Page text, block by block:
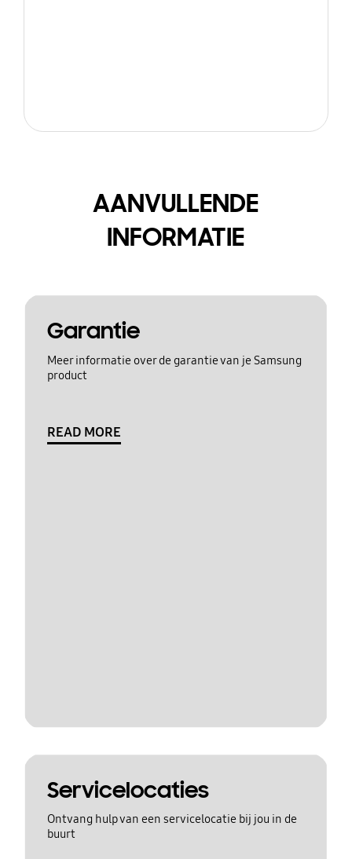
AANVULLENDE
INFORMATIE
Garantie
Meer informatie over de garantie van je Samsung
product
READ MORE
Servicelocaties
Ontvang hulp van een servicelocatie bij jou in de
buurt